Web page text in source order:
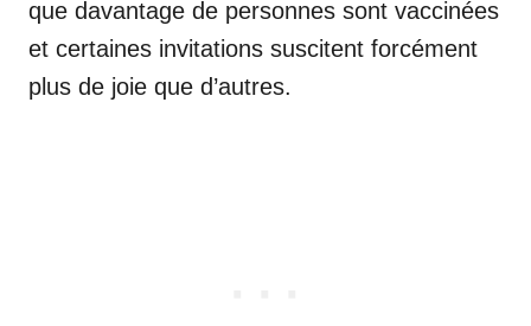
que davantage de personnes sont vaccinées
et certaines invitations suscitent forcément
plus de joie que d’autres.